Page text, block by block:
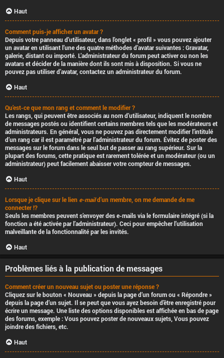
Haut
Comment puis-je afficher un avatar ?
Depuis votre panneau d’utilisateur, dans l’onglet « profil » vous pouvez ajouter
un avatar en utilisant l’une des quatre méthodes d’avatar suivantes : Gravatar,
galerie, distant ou importé. L’administrateur du forum peut activer ou non les
avatars et décider de la manière dont ils sont mis à disposition. Si vous ne
pouvez pas utiliser d’avatar, contactez un administrateur du forum.
Haut
Qu’est-ce que mon rang et comment le modifier ?
Les rangs, qui peuvent être associés au nom d’utilisateur, indiquent le nombre
de messages postés ou identifient certains membres tels que les modérateurs et
administrateurs. En général, vous ne pouvez pas directement modifier l’intitulé
d’un rang car il est paramétré par l’administrateur du forum. Évitez de poster des
messages sur le forum dans le seul but de passer au rang supérieur. Sur la
plupart des forums, cette pratique est rarement tolérée et un modérateur (ou un
administrateur) peut facilement abaisser votre compteur de messages.
Haut
Lorsque je clique sur le lien e-maild’un membre, on me demande de me
connecter !?
Seuls les membres peuvent s’envoyer des e-mails via le formulaire intégré (si la
fonction a été activée par l’administrateur). Ceci pour empêcher l’utilisation
malveillante de la fonctionnalité par les invités.
Haut
Problèmes liés à la publication de messages
Comment créer un nouveau sujet ou poster une réponse ?
Cliquez sur le bouton « Nouveau » depuis la page d’un forum ou « Répondre »
depuis la page d’un sujet. Il se peut que vous ayez besoin d’être enregistré pour
écrire un message. Une liste des options disponibles est affichée en bas de page
des forums, exemple : Vouspouvezposter de nouveaux sujets, Vouspouvez
joindre des fichiers, etc.
Haut